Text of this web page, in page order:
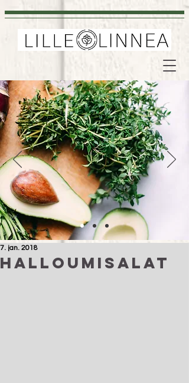
Halloumisalat
7. jan. 2018